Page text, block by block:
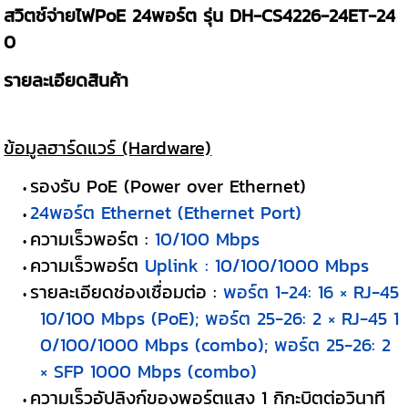
สวิตช์จ่ายไฟPoE 24พอร์ต รุ่น DH-CS4226-24ET-24
0
รายละเอียดสินค้า
ข้อมูลฮาร์ดแวร์ (Hardware)
รองรับ PoE (Power over Ethernet)
24พอร์ต Ethernet (Ethernet Port)
ความเร็วพอร์ต : 10/100 Mbps
ความเร็วพอร์ต Uplink : 10/100/1000 Mbps
รายละเอียดช่องเชื่อมต่อ : พอร์ต 1-24: 16 × RJ-45
10/100 Mbps (PoE); พอร์ต 25-26: 2 × RJ-45 1
0/100/1000 Mbps (combo); พอร์ต 25-26: 2
× SFP 1000 Mbps (combo)
ความเร็วอัปลิงก์ของพอร์ตแสง 1 กิกะบิตต่อวินาที